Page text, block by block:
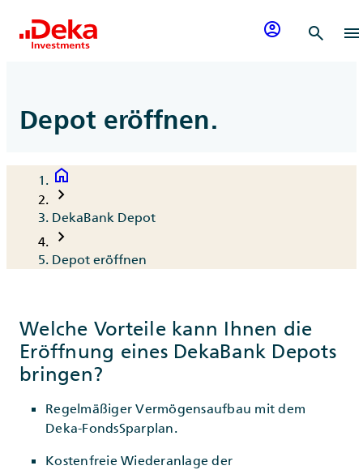
account_circle search menu
Depot eröffnen.
Breadcrumb
home
chevron_right
DekaBank Depot
chevron_right
Depot eröffnen
Welche Vorteile kann Ihnen die
Eröffnung eines DekaBank Depots
bringen?
Regelmäßiger Vermögensaufbau mit dem
Deka-FondsSparplan.
Kostenfreie Wiederanlage der